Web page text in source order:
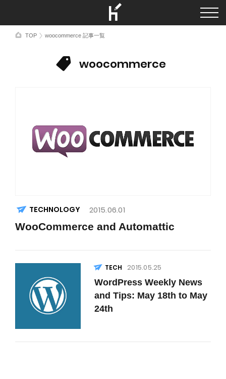
woocommerce
TOP woocommerce 記事一覧
TECHNOLOGY 2015.06.01
WooCommerce and Automattic
2015.05.25
WordPress Weekly News
and Tips: May 18th to May
24th